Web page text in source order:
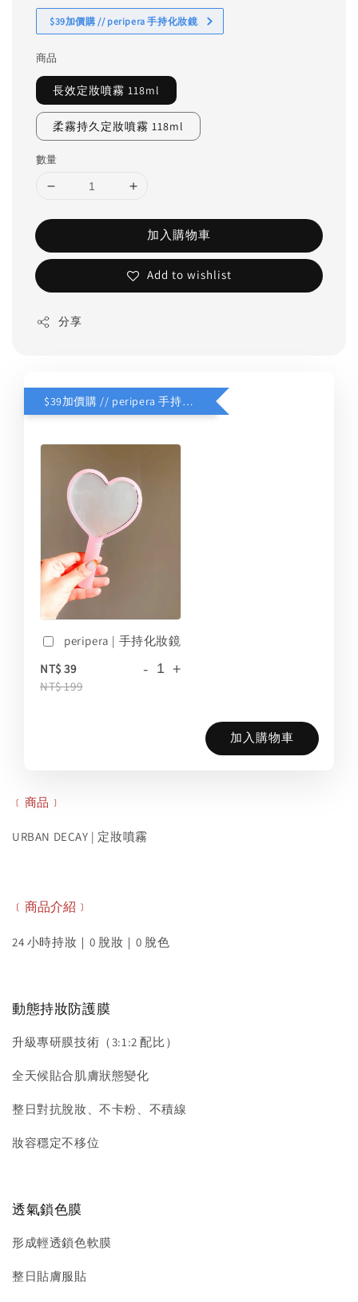
$39加價購 // peripera 手持化妝鏡
商品
長效定妝噴霧 118ml
柔霧持久定妝噴霧 118ml
數量
加入購物車
Add to wishlist
分享
$39加價購 // peripera 手持化妝鏡
peripera | 手持化妝鏡
NT$ 39
NT$ 199
- +
加入購物車
﹝商品﹞
URBAN DECAY | 定妝噴霧
﹝商品介紹﹞
24 小時持妝｜0 脫妝｜0 脫色
動態持妝防護膜
升級專研膜技術（3:1:2 配比）
全天候貼合肌膚狀態變化
整日對抗脫妝、不卡粉、不積線
妝容穩定不移位
透氣鎖色膜
形成輕透鎖色軟膜
整日貼膚服貼